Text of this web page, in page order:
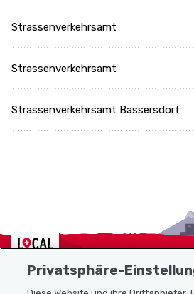
Strassenverkehrsamt
Strassenverkehrsamt
Strassenverkehrsamt Bassersdorf
Localcities
Privatsphäre-